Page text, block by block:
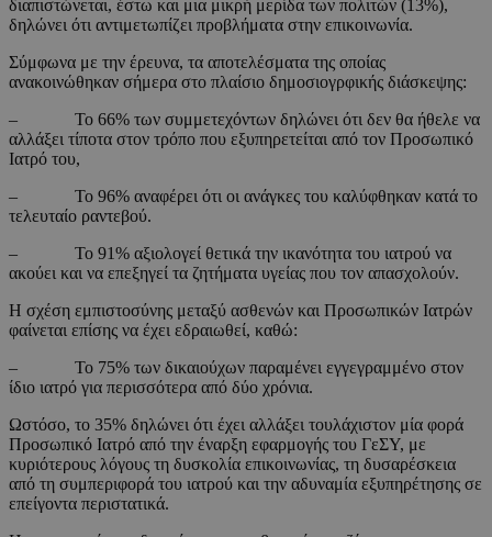
διαπιστώνεται, έστω και μια μικρή μερίδα των πολιτών (13%),
δηλώνει ότι αντιμετωπίζει προβλήματα στην επικοινωνία.
Σύμφωνα με την έρευνα, τα αποτελέσματα της οποίας
ανακοινώθηκαν σήμερα στο πλαίσιο δημοσιογρφικής διάσκεψης:
– Το 66% των συμμετεχόντων δηλώνει ότι δεν θα ήθελε να
αλλάξει τίποτα στον τρόπο που εξυπηρετείται από τον Προσωπικό
Ιατρό του,
– Το 96% αναφέρει ότι οι ανάγκες του καλύφθηκαν κατά το
τελευταίο ραντεβού.
– Το 91% αξιολογεί θετικά την ικανότητα του ιατρού να
ακούει και να επεξηγεί τα ζητήματα υγείας που τον απασχολούν.
Η σχέση εμπιστοσύνης μεταξύ ασθενών και Προσωπικών Ιατρών
φαίνεται επίσης να έχει εδραιωθεί, καθώ:
– Το 75% των δικαιούχων παραμένει εγγεγραμμένο στον
ίδιο ιατρό για περισσότερα από δύο χρόνια.
Ωστόσο, το 35% δηλώνει ότι έχει αλλάξει τουλάχιστον μία φορά
Προσωπικό Ιατρό από την έναρξη εφαρμογής του ΓεΣΥ, με
κυριότερους λόγους τη δυσκολία επικοινωνίας, τη δυσαρέσκεια
από τη συμπεριφορά του ιατρού και την αδυναμία εξυπηρέτησης σε
επείγοντα περιστατικά.